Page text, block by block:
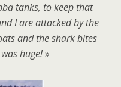
tanks, to keep that
I are attacked by the
and the shark bites
huge!»